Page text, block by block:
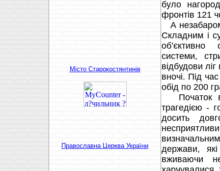
Мiсто Старокостянтинiв
Православна Церква України
було
фронтів 121
А
Складним і
об’єктивно
системи,
відбудови
вночі. Під
обід по 200
Початок
трагедією -
досить
держави,
вживаючи